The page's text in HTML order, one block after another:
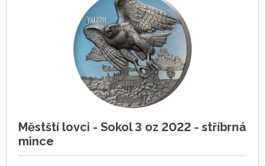
Městští lovci - Sokol 3 oz 2022 - stříbrná
mince